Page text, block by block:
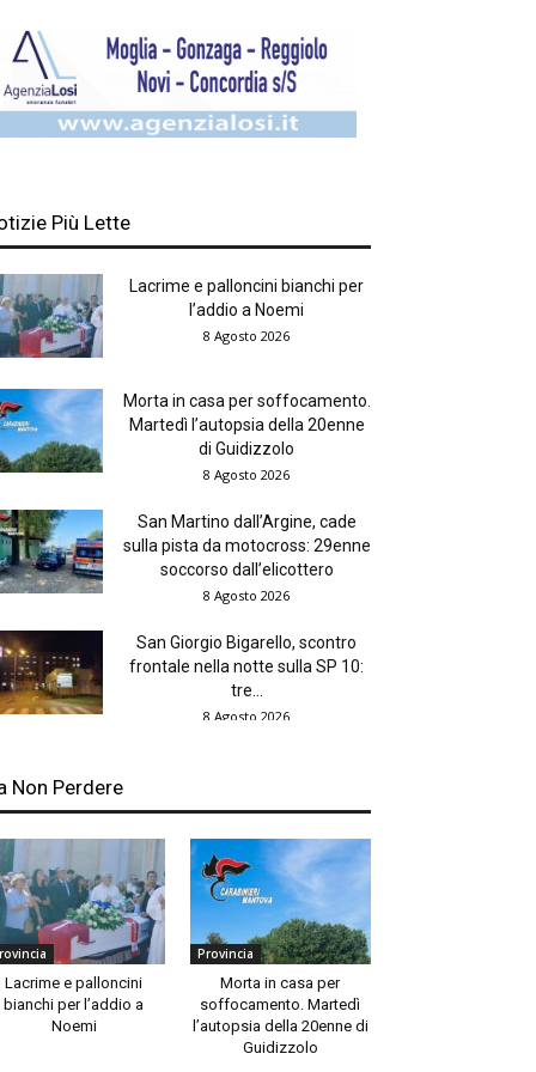
Più Lette
Lacrime e palloncini bianchi per
l’addio a Noemi
8 Agosto 2026
Morta in casa per soffocamento.
Martedì l’autopsia della 20enne
di Guidizzolo
8 Agosto 2026
San Martino dall’Argine, cade
sulla pista da motocross: 29enne
soccorso dall’elicottero
8 Agosto 2026
San Giorgio Bigarello, scontro
frontale nella notte sulla SP 10:
tre...
8 Agosto 2026
Non Perdere
Lacrime e palloncini
bianchi per l’addio a
Noemi
Provincia
Morta in casa per
soffocamento. Martedì
l’autopsia della 20enne di
Guidizzolo